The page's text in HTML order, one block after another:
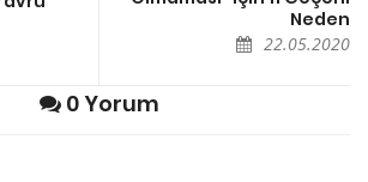
Neden
22.05.2020
0 Yorum